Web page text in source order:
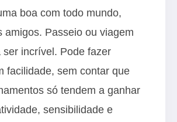
boa com todo mundo,
amigos. Passeio ou viagem
ser incrível. Pode fazer
facilidade, sem contar que
só tendem a ganhar
sensibilidade e